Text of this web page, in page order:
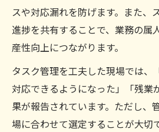
スや対応漏れを防げます。また、
進捗を共有することで、業務の属
産性向上につながります。
タスク管理を工夫した現場では、
対応できるようになった」「残業
果が報告されています。ただし、
場に合わせて選定することが大切